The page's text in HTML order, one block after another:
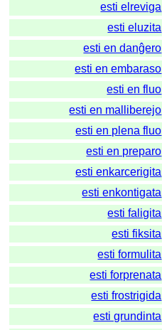
esti elreviga
esti eluzita
esti en danĝero
esti en embaraso
esti en fluo
esti en malliberejo
esti en plena fluo
esti en preparo
esti enkarcerigita
esti enkontigata
esti faligita
esti fiksita
esti formulita
esti forprenata
esti frostrigida
esti grundinta